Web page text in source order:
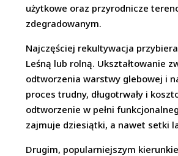
użytkowe oraz przyrodnicze
zdegradowanym.
Najczęściej rekultywacja
Leśną lub rolną. Ukształtowanie
odtworzenia warstwy glebowej i
proces trudny, długotrwały i
odtworzenie w pełni
zajmuje dziesiątki, a nawet setki
Drugim, popularniejszym